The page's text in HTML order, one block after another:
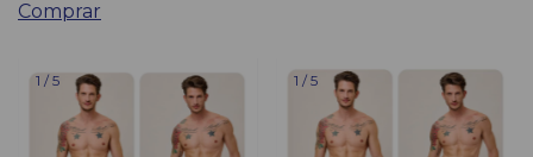
Comprar
1 / 5 1 / 5